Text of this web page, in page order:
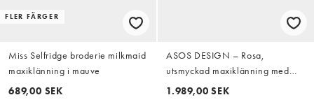
FLER FÄRGER
Miss Selfridge broderie milkmaid
maxiklänning i mauve
689,00 SEK
ASOS DESIGN – Rosa,
utsmyckad maxiklänning med
broderi, klockad kjol och långa
1.989,00 SEK